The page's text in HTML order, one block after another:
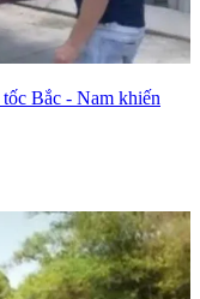
Bắc - Nam khiến